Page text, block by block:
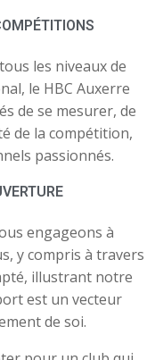
les niveaux de
le HBC Auxerre
de se mesurer, de
de la compétition,
passionnés.
engageons à
y compris à travers
illustrant notre
est un vecteur
de soi.